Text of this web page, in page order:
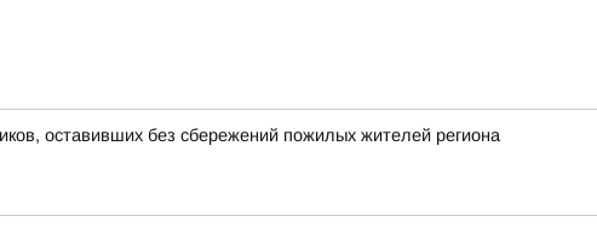
оставивших без сбережений пожилых жителей региона